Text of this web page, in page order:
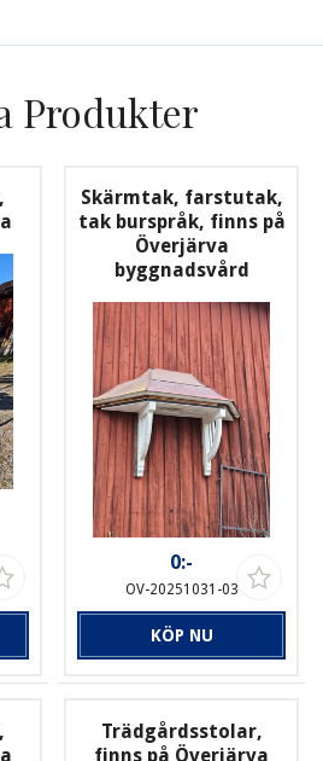
Produkter
Skärmtak, farstutak,
tak burspråk, finns på
Överjärva
byggnadsvård
0:-
OV-20251031-03
KÖP NU
Trädgårdsstolar,
finns på Överjärva